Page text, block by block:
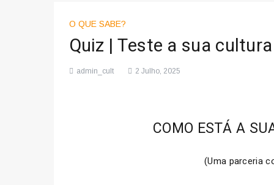
O QUE SABE?
Quiz | Teste a sua
admin_cult 2 Julho, 2025
COMO ESTÁ A
(Uma parceria